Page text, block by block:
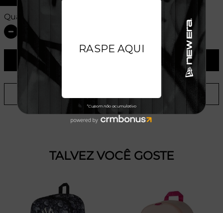
Quantidade:
ADICIONAR A LISTA DE DESEJOS
TALVEZ VOCÊ GOSTE